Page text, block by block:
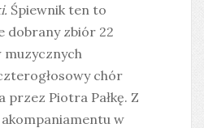
. Śpiewnik ten to
dobrany zbiór 22
chór
przez Piotra Pałkę. Z
w